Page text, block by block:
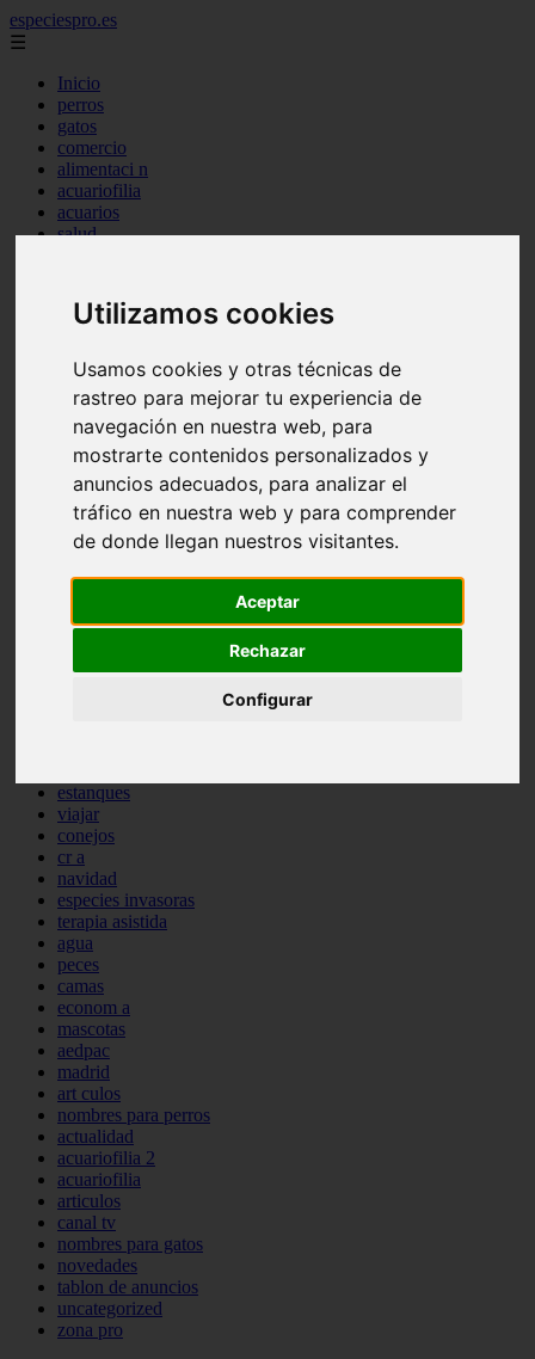
Utilizamos cookies
Usamos cookies y otras técnicas de
rastreo para mejorar tu experiencia de
navegación en nuestra web, para
mostrarte contenidos personalizados y
anuncios adecuados, para analizar el
tráfico en nuestra web y para comprender
de donde llegan nuestros visitantes.
Aceptar
Rechazar
Configurar
especiespro.es
☰
Inicio
perros
gatos
comercio
alimentaci n
acuariofilia
acuarios
salud
mantenimiento
aves
bienestar
peque os mam feros
verano
legislaci n
peluquer a
accesorios
peluquer a canina
complementos
consejos
comportamiento
protagonistas
abandono
estanques
viajar
conejos
cr a
navidad
especies invasoras
terapia asistida
agua
peces
camas
econom a
mascotas
aedpac
madrid
art culos
nombres para perros
actualidad
acuariofilia 2
acuariofilia
articulos
canal tv
nombres para gatos
novedades
tablon de anuncios
uncategorized
zona pro